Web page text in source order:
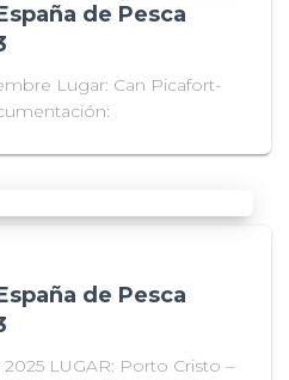
de Pesca
Lugar: Can Picafort-
de Pesca
2025 LUGAR: Porto Cristo –